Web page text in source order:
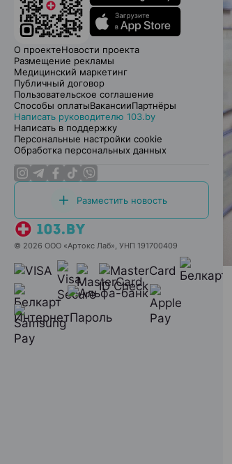
О проектеНовости проекта
Размещение рекламы
Медицинский маркетинг
Публичный договор
Пользовательское соглашение
Способы оплатыВакансииПартнёры
Написать руководителю 103.by
Написать в поддержку
Персональные настройки cookie
Обработка персональных данных
Разместить новость
© 2026 ООО «Артокс Лаб», УНП 191700409